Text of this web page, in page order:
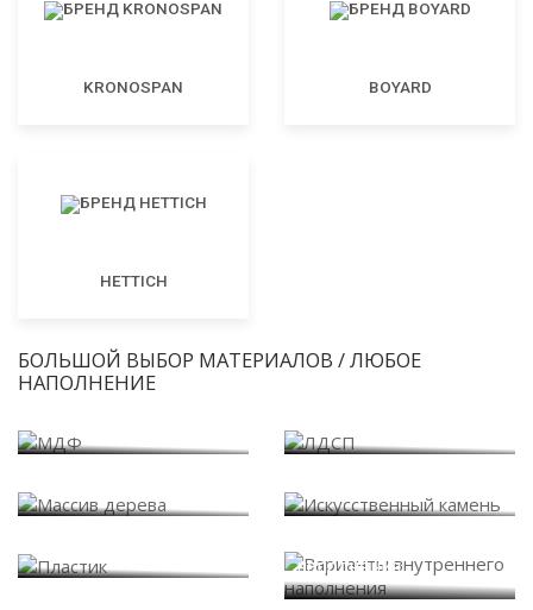
KRONOSPAN BOYARD
HETTICH
БОЛЬШОЙ ВЫБОР МАТЕРИАЛОВ / ЛЮБОЕ
НАПОЛНЕНИЕ
наполнения